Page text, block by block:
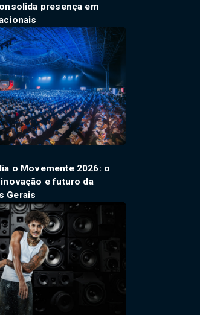
presença em
o Movemente 2026: o
e futuro da
Gerais